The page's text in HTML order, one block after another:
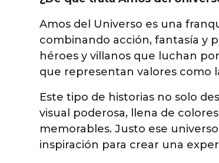
Amos del Universo es una
combinando acción, fantasía y
héroes y villanos que luchan
que representan valores como
Este tipo de historias no solo
visual poderosa, llena de
memorables. Justo ese
inspiración para crear una